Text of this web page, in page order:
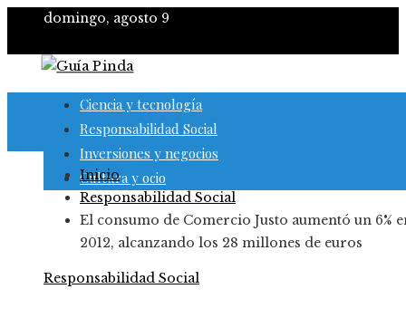
domingo, agosto 9
Ciencia y tecnología
Responsabilidad Social
Inversiones y negocios
Cultura y ocio
Inicio
Responsabilidad Social
El consumo de Comercio Justo aumentó un 6%
2012, alcanzando los 28 millones de euros
Responsabilidad Social